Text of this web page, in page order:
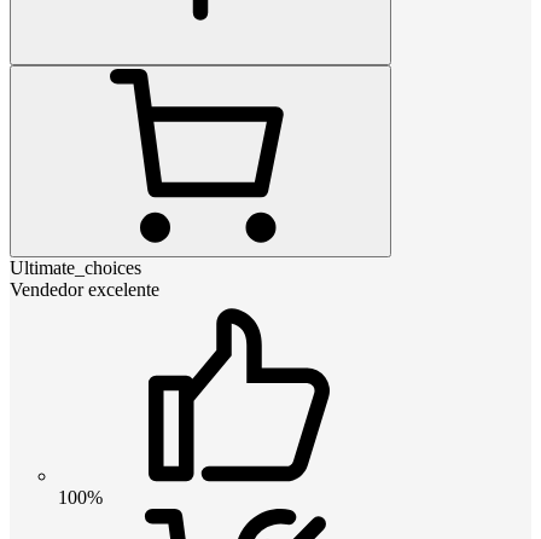
Ultimate_choices
Vendedor excelente
100%